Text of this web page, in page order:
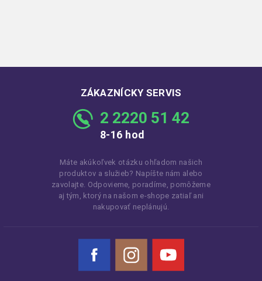
ZÁKAZNÍCKY SERVIS
2 2220 51 42
8-16 hod
Máte akúkoľvek otázku ohľadom našich
produktov a služieb? Napíšte nám alebo
zavolajte. Odpovieme, poradíme, pomôžeme
aj tým, ktorý na našom e-shope zatiaľ ani
nakupovať neplánujú.
Facebook Instagram YouTube